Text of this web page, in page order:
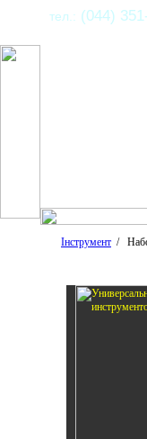
тел.: (044)
Інструмент /